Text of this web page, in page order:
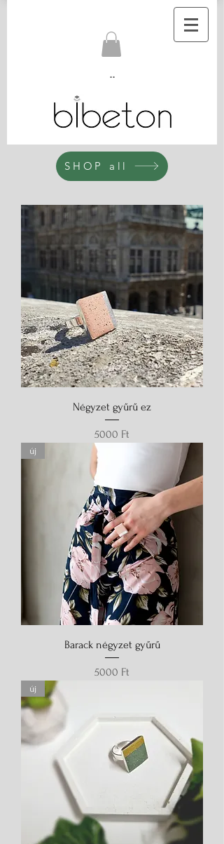
..
SHOP all
Négyzet gyűrű ez
Ár
5000 Ft
új
Barack négyzet gyűrű
Ár
5000 Ft
új